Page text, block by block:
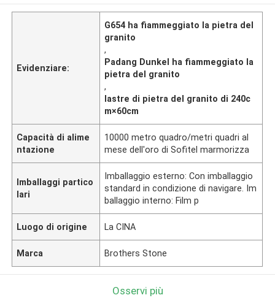
Evidenziare:
G654 ha fiammeggiato la pietra del
granito
,
Padang Dunkel ha fiammeggiato la
pietra del granito
,
lastre di pietra del granito di 240c
m×60cm
Capacità di alime
ntazione
10000 metro quadro/metri quadri al
mese dell'oro di Sofitel marmorizza
Imballaggi partico
lari
Imballaggio esterno: Con imballaggio
standard in condizione di navigare. Im
ballaggio interno: Film p
Luogo di origine La CINA
Marca Brothers Stone
Osservi più